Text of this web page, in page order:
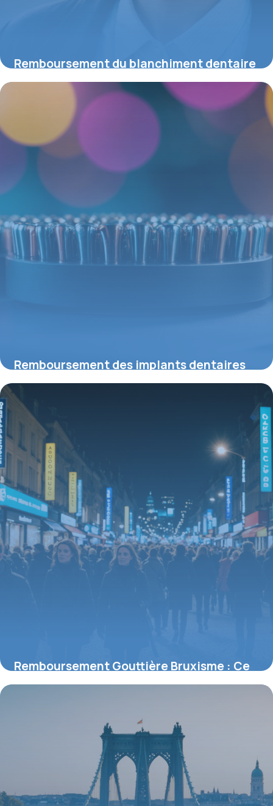
Remboursement du blanchiment dentaire
en France : ce que vous devez savoir
Remboursement des implants dentaires
en 2026 : ce que vous devez savoir
21 mai 2026
Remboursement Gouttière Bruxisme : Ce
que la Sécurité Sociale couvre